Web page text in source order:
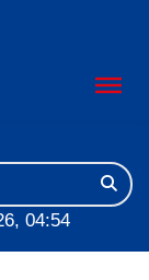
04:54